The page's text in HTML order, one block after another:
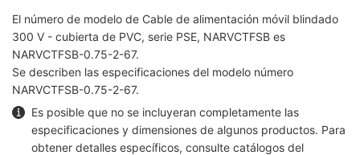
El número de modelo de Cable de alimentación móvil blindado
300 V - cubierta de PVC, serie PSE, NARVCTFSB es
NARVCTFSB-0.75-2-67.
Se describen las especificaciones del modelo número
NARVCTFSB-0.75-2-67.
Es posible que no se incluyeran completamente las
especificaciones y dimensiones de algunos productos. Para
obtener detalles específicos, consulte catálogos del